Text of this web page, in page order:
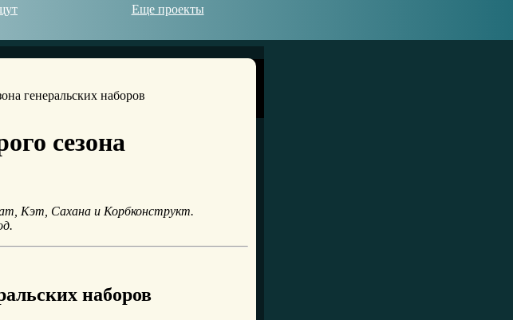
Еще проекты
сезона
Кэт, Сахана и Корбконструкт.
наборов